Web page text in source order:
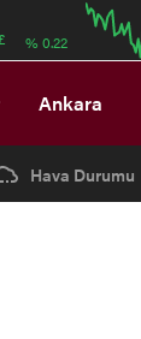
% 0.22
Ankara
Hava Durumu